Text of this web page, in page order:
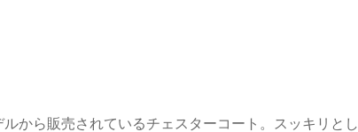
から販売されているチェスターコート。スッキリとし